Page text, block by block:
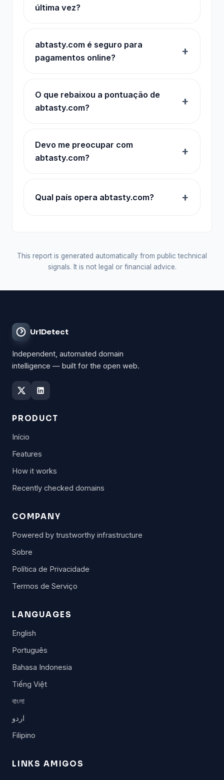
última vez?
abtasty.com é seguro para
pagamentos online?
O que rebaixou a pontuação de
abtasty.com?
Devo me preocupar com
abtasty.com?
Qual país opera abtasty.com?
This report is generated automatically from public technical
signals. It is not legal or financial advice.
UrlDetect
Independent, automated domain
intelligence — built for the open web.
PRODUCT
Início
Features
How it works
Recently checked domains
COMPANY
Powered by trustworthy infrastructure
Sobre
Política de Privacidade
Termos de Serviço
LANGUAGES
English
Português
Bahasa Indonesia
Tiếng Việt
বাংলা
اردو
Filipino
LINKS AMIGOS